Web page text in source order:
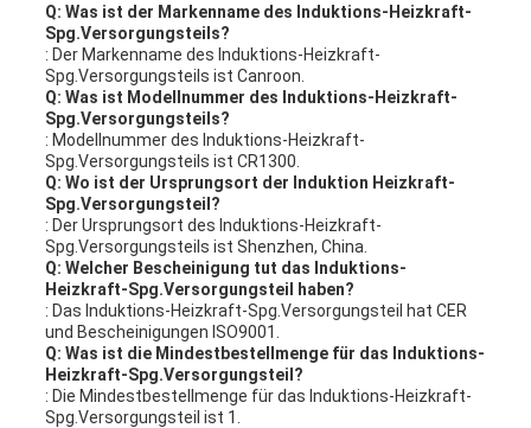
Q: Was ist der Markenname des Induktions-Heizkraft-
Spg.Versorgungsteils?
: Der Markenname des Induktions-Heizkraft-
Spg.Versorgungsteils ist Canroon.
Q: Was ist Modellnummer des Induktions-Heizkraft-
Spg.Versorgungsteils?
: Modellnummer des Induktions-Heizkraft-
Spg.Versorgungsteils ist CR1300.
Q: Wo ist der Ursprungsort der Induktion Heizkraft-
Spg.Versorgungsteil?
: Der Ursprungsort des Induktions-Heizkraft-
Spg.Versorgungsteils ist Shenzhen, China.
Q: Welcher Bescheinigung tut das Induktions-
Heizkraft-Spg.Versorgungsteil haben?
: Das Induktions-Heizkraft-Spg.Versorgungsteil hat CER
und Bescheinigungen ISO9001.
Q: Was ist die Mindestbestellmenge für das Induktions-
Heizkraft-Spg.Versorgungsteil?
: Die Mindestbestellmenge für das Induktions-Heizkraft-
Spg.Versorgungsteil ist 1.